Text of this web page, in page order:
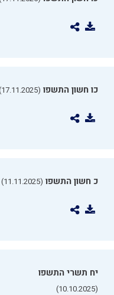
כו חשון התשפו (17.11.2025)
כ חשון התשפו (11.11.2025)
יח תשרי התשפו
(10.10.2025)